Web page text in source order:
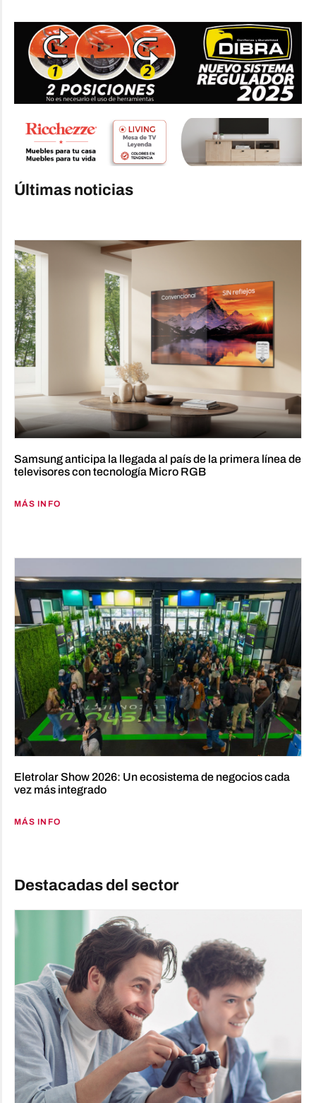
Últimas noticias
Samsung anticipa la llegada al país de la primera línea de
televisores con tecnología Micro RGB
MÁS INFO
Eletrolar Show 2026: Un ecosistema de negocios cada
vez más integrado
MÁS INFO
Destacadas del sector